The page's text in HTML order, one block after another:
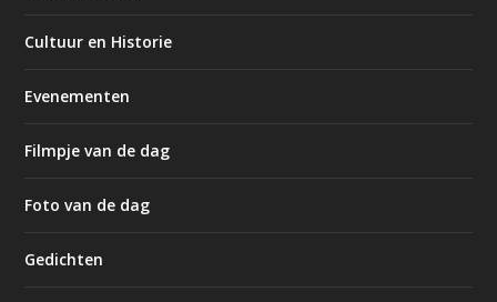
Cultuur en Historie
Evenementen
Filmpje van de dag
Foto van de dag
Gedichten